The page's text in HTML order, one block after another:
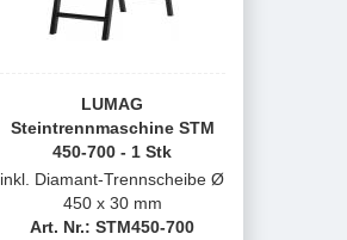
LUMAG
Steintrennmaschine STM
450-700 - 1 Stk
inkl. Diamant-Trennscheibe Ø
450 x 30 mm
Art. Nr.: STM450-700